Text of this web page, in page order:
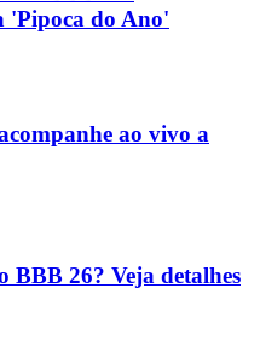
'Pipoca do Ano'
ao vivo a
BBB 26? Veja detalhes